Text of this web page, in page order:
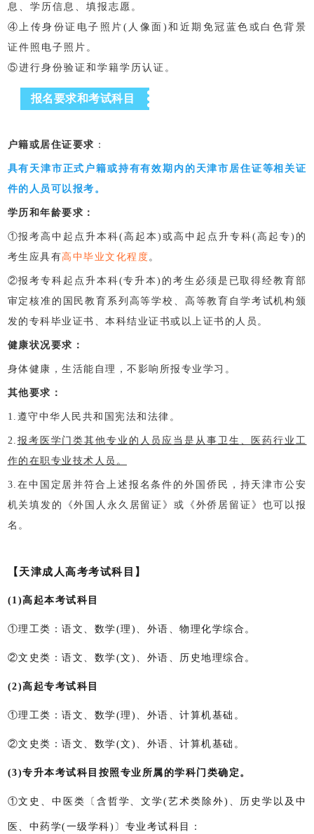
息、学历信息、填报志愿。
④上传身份证电子照片(人像面)和近期免冠蓝色或白色背景
证件照电子照片。
⑤进行身份验证和学籍学历认证。
报名要求和考试科目
户籍或居住证要求 ：
具有天津市正式户籍或持有有效期内的天津市居住证等相关证
件的人员可以报考。
学历和年龄要求：
①报考高中起点升本科(高起本)或高中起点升专科(高起专)的
考生应具有高中毕业文化程度 。
②报考专科起点升本科(专升本)的考生必须是已取得经教育部
审定核准的国民教育系列高等学校、高等教育自学考试机构颁
发的专科毕业证书、本科结业证书或以上证书的人员。
健康状况要求：
身体健康，生活能自理，不影响所报专业学习。
其他要求：
1.遵守中华人民共和国宪法和法律。
2. 报考医学门类其他专业的人员应当是从事卫生、医药行业工
作的在职专业技术人员。
3.在中国定居并符合上述报名条件的外国侨民，持天津市公安
机关填发的《外国人永久居留证》或《外侨居留证》也可以报
名。
【天津成人高考考试科目】
(1)高起本考试科目
①理工类：语文、数学(理)、外语、物理化学综合。
②文史类：语文、数学(文)、外语、历史地理综合。
(2)高起专考试科目
①理工类：语文、数学(理)、外语、计算机基础。
②文史类：语文、数学(文)、外语、计算机基础。
(3)专升本考试科目按照专业所属的学科门类确定。
①文史、中医类〔含哲学、文学(艺术类除外)、历史学以及中
医、中药学(一级学科)〕专业考试科目：